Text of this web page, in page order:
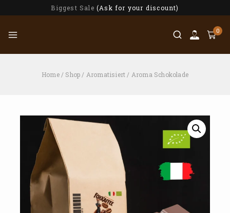
Biggest Sale (Ask for your discount)
0
Home / Shop / Aromatisiert / Aroma Schokolade